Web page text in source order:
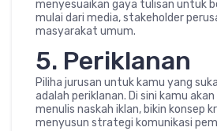
menyesuaikan gaya tulisan untuk
mulai dari media, stakeholder
masyarakat umum.
5. Periklanan
Piliha jurusan untuk kamu yang
adalah periklanan. Di sini kamu
menulis naskah iklan, bikin konsep
menyusun strategi komunikasi